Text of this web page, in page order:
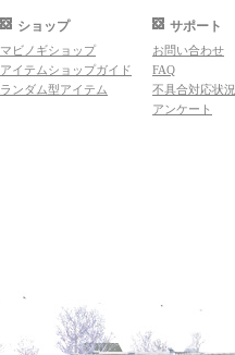
ショップ
マビノギショップ
アイテムショップガイド
ランダム型アイテム
サポート
お問い合わせ
FAQ
不具合対応状況
アンケート